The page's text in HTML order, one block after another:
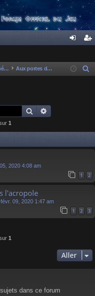
ne cri
Forum d'Athéna Aux portes du Parthénon
c
Rechercher
1
2020 4:08 am
1 2
l'acropole
09, 2020 1:47 am
1 2 3
1
Aller
dans ce forum